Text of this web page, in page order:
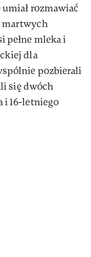
rozmawiać
martwych
pełne mleka i
dla
pozbierali
się dwóch
i 16-letniego